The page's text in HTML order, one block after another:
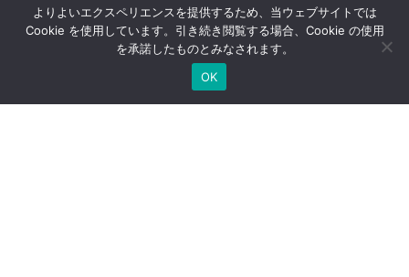
特定商取引法に基づく表記
Copyright(c) 2004-2026
Humannetwork Inc. All rights reserved.
よりよいエクスペリエンスを提供するため、当ウェブサイトでは
Cookie を使用しています。引き続き閲覧する場合、Cookie の使用
を承諾したものとみなされます。
OK